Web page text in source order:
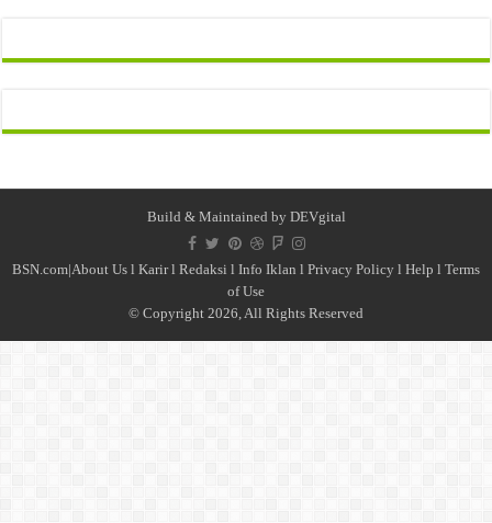
Build & Maintained by DEVgital
BSN.com|About Us l Karirl Redaksi l Info Iklan l Privacy Policy l Help l Terms
of Use
© Copyright 2026, All Rights Reserved